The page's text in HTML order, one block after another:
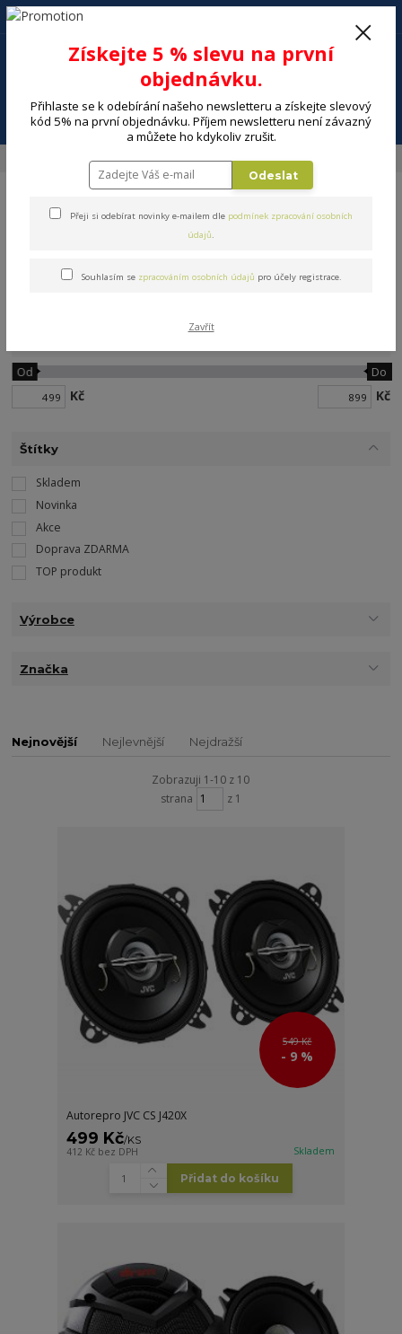
Menu
+420 602 494 600
Auto reproduktory
Kč
Od Do
Kč
Štítky
Skladem
Novinka
Akce
Doprava ZDARMA
TOP produkt
Výrobce
Značka
Nejnovější Nejlevnější Nejdražší
Zobrazuji 1-10 z 10
strana
z 1
549 Kč
- 9 %
Autorepro JVC CS J420X
499 Kč/KS
412 Kč bez DPH Skladem
Přidat do košíku
Získejte 5 % slevu na první
objednávku.
Přihlaste se k odebírání našeho newsletteru a získejte slevový
kód 5% na první objednávku. Příjem newsletteru není závazný
a můžete ho kdykoliv zrušit.
Odeslat
Přeji si odebírat novinky e-mailem dle podmínek zpracování osobních
údajů.
Souhlasím se zpracováním osobních údajů pro účely registrace.
Zavřít